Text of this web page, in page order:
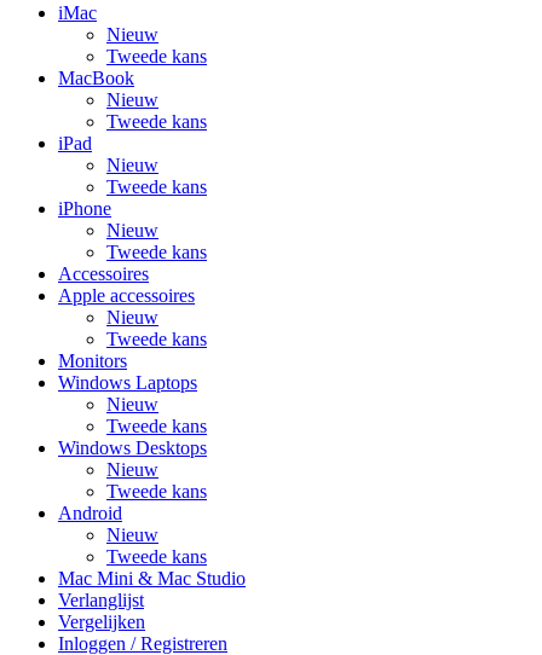
iMac
Nieuw
Tweede kans
MacBook
Nieuw
Tweede kans
iPad
Nieuw
Tweede kans
iPhone
Nieuw
Tweede kans
Accessoires
Apple accessoires
Nieuw
Tweede kans
Monitors
Windows Laptops
Nieuw
Tweede kans
Windows Desktops
Nieuw
Tweede kans
Android
Nieuw
Tweede kans
Mac Mini & Mac Studio
Verlanglijst
Vergelijken
Inloggen / Registreren